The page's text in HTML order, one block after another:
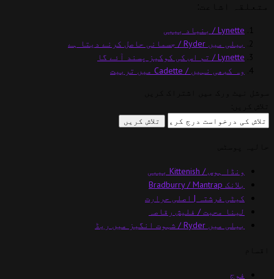
Lynette / بنیاد بیبی
بیلی میں Ryder / جسمانی حاصل کرنے دیتا ہے
Lynette / تم اس کی کوکیز پسند آئے گا
وہ کبھی نہیں / Cadette میں تربیت
ونڈا ہوس / Kittenish بیبی
بلانک Bradburry / Mantrap
کیٹی فرشتہ | اصلی حرارت
لینا محبت / فلیش رقاصہ
بیلی میں Ryder / شہوت انگیز میں ریڈ
فوج